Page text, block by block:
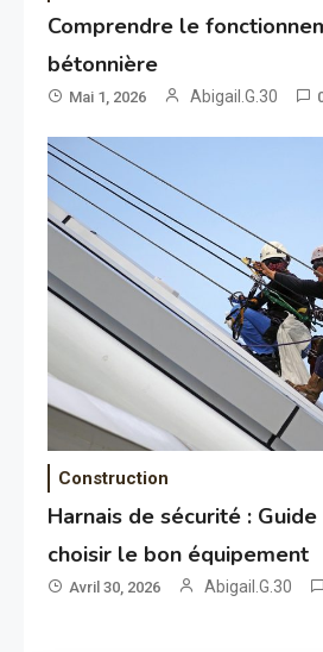
Comprendre le
bétonnière
Mai 1, 2026 Abigail.G.30
Construction
Harnais de sécurité :
choisir le bon équipement
Avril 30, 2026 Abigail.G.30